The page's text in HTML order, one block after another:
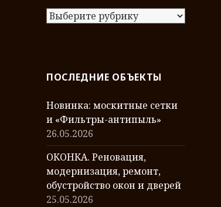
Г
р
я
а
б
о
т
ПОСЛЕДНИЕ ОБЪЕКТЫ
Новинка: москитные сетки
и «Фильтры-антипыль»
26.05.2026
ОКОНКА. Реновация,
модернизация, ремонт,
обустройство окон и дверей
25.05.2026